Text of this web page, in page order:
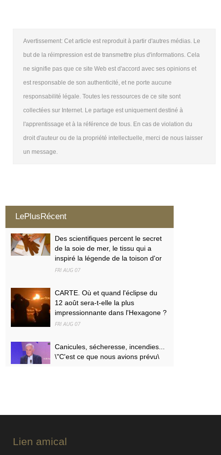
Avertissement: Cet article est reproduit à partir d'autres médias. Le
but de la réimpression est de transmettre plus d'informations. Cela
ne signifie pas que ce site Web est d'accord avec ses opinions et
est responsable de son authenticité, et ne porte aucune
responsabilité légale. Toutes les ressources de ce site sont
collectées sur Internet. Le partage est uniquement destiné à
l'apprentissage et à la référence de tous. En cas de violation du
droit d'auteur ou de la propriété intellectuelle, merci de nous laisser
un message.
LePlusRécent
Des scientifiques percent le secret
de la soie de mer, le tissu qui a
inspiré la légende de la toison d'or
FRI AUG 07
CARTE. Où et quand l'éclipse du
12 août sera-t-elle la plus
impressionnante dans l'Hexagone ?
FRI AUG 07
Canicules, sécheresse, incendies...
\"C'est ce que nous avions prévu\
FRI AUG 07
Lien amical